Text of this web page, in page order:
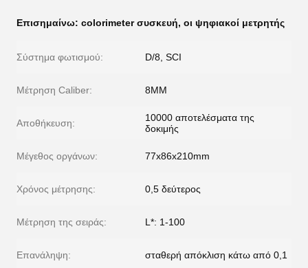
Επισημαίνω: colorimeter συσκευή, οι ψηφιακοί μετρητής
Σύστημα φωτισμού: D/8, SCI
Μέτρηση Caliber: 8MM
Αποθήκευση:
10000 αποτελέσματα της
δοκιμής
Μέγεθος οργάνων: 77x86x210mm
Χρόνος μέτρησης: 0,5 δεύτερος
Μέτρηση της σειράς: L*: 1-100
Επανάληψη: σταθερή απόκλιση κάτω από 0,1